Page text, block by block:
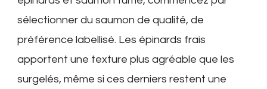
sélectionner du saumon de qualité, de
préférence labellisé. Les épinards frais
apportent une texture plus agréable que les
surgelés, même si ces derniers restent une